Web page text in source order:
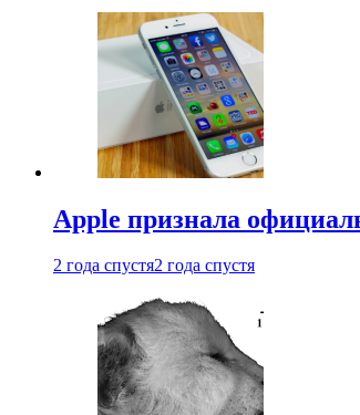
Apple признала
2 года спустя2 года спустя